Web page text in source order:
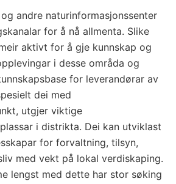
andre naturinformasjonssenter
for å nå allmenta. Slike
aktivt for å gje kunnskap og
i desse områda og
for leverandørar av
dei med
utgjer viktige
i distrikta. Dei kan utviklast
for forvaltning, tilsyn,
med vekt på lokal verdiskaping.
lengst med dette har stor søking